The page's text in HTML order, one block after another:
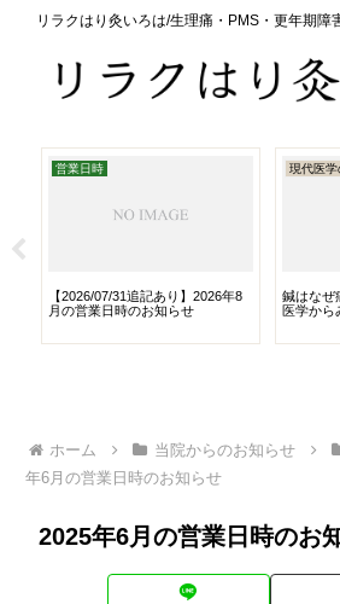
リラクはり灸いろは/生理痛・PMS・更年期障
営業日時
【2026/07/31追記あり】2026年8
月の営業日時のお知らせ
現代医
鍼はなぜ
医学から
ホーム 当院からのお知らせ
年6月の営業日時のお知らせ
2025年6月の営業日時のお